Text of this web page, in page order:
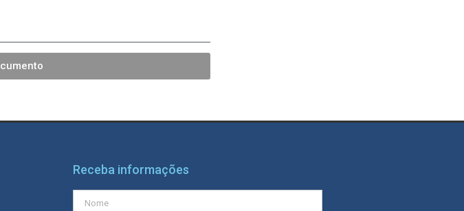
Receba informações